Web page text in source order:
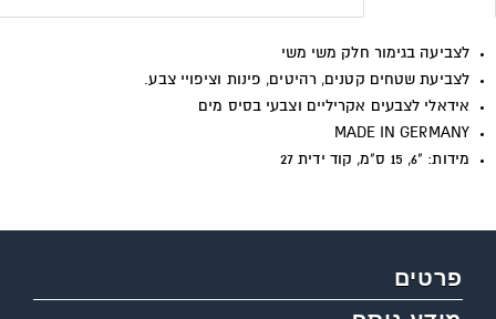
לצביעה בגימור חלק משי משי
לצביעת שטחים קטנים, רהיטים, פינות וציפויי צבע.
אידאלי לצבעים אקריליים וצבעי בסיס מים
MADE IN GERMANY
מידות: "6, 15 ס"מ, קוד ידית 27
פרטים